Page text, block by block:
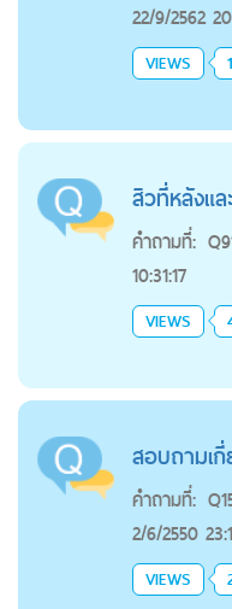
22/9/2562
VIEWS
สิวที่หลังแ
คำถามที่:
10:31:17
VIEWS
สอบถามเ
คำถามที่:
2/6/2550
VIEWS